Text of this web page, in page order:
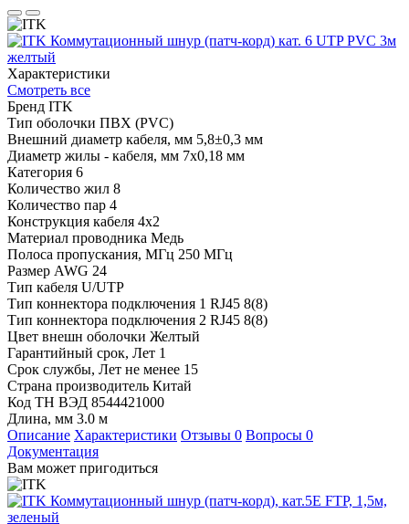
Характеристики
Смотреть все
Бренд ITK
Тип оболочки ПВХ (PVC)
Внешний диаметр кабеля, мм 5,8±0,3 мм
Диаметр жилы - кабеля, мм 7x0,18 мм
Категория 6
Количество жил 8
Количество пар 4
Конструкция кабеля 4x2
Материал проводника Медь
Полоса пропускания, МГц 250 МГц
Размер AWG 24
Тип кабеля U/UTP
Тип коннектора подключения 1 RJ45 8(8)
Тип коннектора подключения 2 RJ45 8(8)
Цвет внешн оболочки Желтый
Гарантийный срок, Лет 1
Срок службы, Лет не менее 15
Страна производитель Китай
Код ТН ВЭД 8544421000
Длина, мм 3.0 м
Описание Характеристики Отзывы 0 Вопросы 0
Документация
Вам может пригодиться